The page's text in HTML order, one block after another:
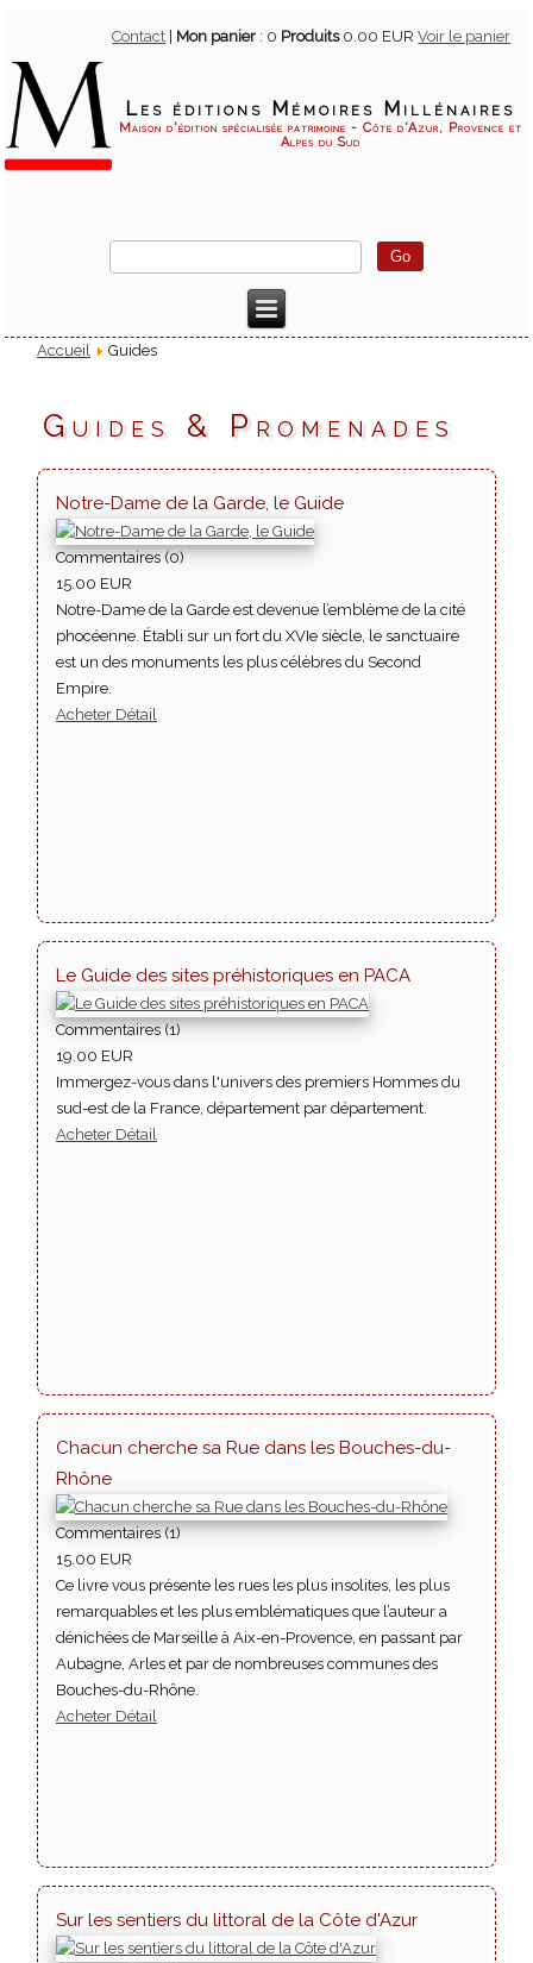
Contact Mon panier : 0 Produits 0.00 EURVoir le panier
Les éditions Mémoires Millénaires
Maison d'édition spécialisée patrimoine - Côte d'Azur, Provence et
Alpes du Sud
Accueil Guides
Guides & Promenades
Notre-Dame de la Garde, le Guide
Commentaires (0)
15.00 EUR
Notre-Dame de la Garde est devenue l’emblème de la cité
phocéenne. Établi sur un fort du XVIe siècle, le sanctuaire
est un des monuments les plus célèbres du Second
Empire.
Acheter Détail
Le Guide des sites préhistoriques en PACA
Commentaires (1)
19.00 EUR
Immergez-vous dans l'univers des premiers Hommes du
sud-est de la France, département par département.
Acheter Détail
Chacun cherche sa Rue dans les Bouches-du-
Rhône
Commentaires (1)
15.00 EUR
Ce livre vous présente les rues les plus insolites, les plus
remarquables et les plus emblématiques que l’auteur a
dénichées de Marseille à Aix-en-Provence, en passant par
Aubagne, Arles et par de nombreuses communes des
Bouches-du-Rhône.
Acheter Détail
Sur les sentiers du littoral de la Côte d'Azur